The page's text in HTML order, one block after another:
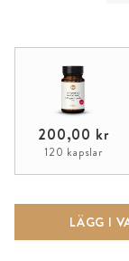
200,00 kr
120 kapslar
LÄGG I